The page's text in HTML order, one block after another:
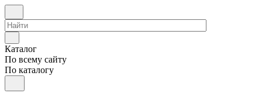
Каталог
По всему сайту
По каталогу